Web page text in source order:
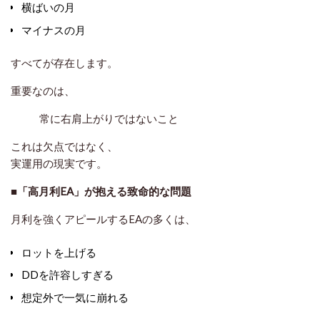
横ばいの月
マイナスの月
すべてが存在します。
重要なのは、
常に右肩上がりではないこと
これは欠点ではなく、
実運用の現実です。
■「高月利EA」が抱える致命的な問題
月利を強くアピールするEAの多くは、
ロットを上げる
DDを許容しすぎる
想定外で一気に崩れる